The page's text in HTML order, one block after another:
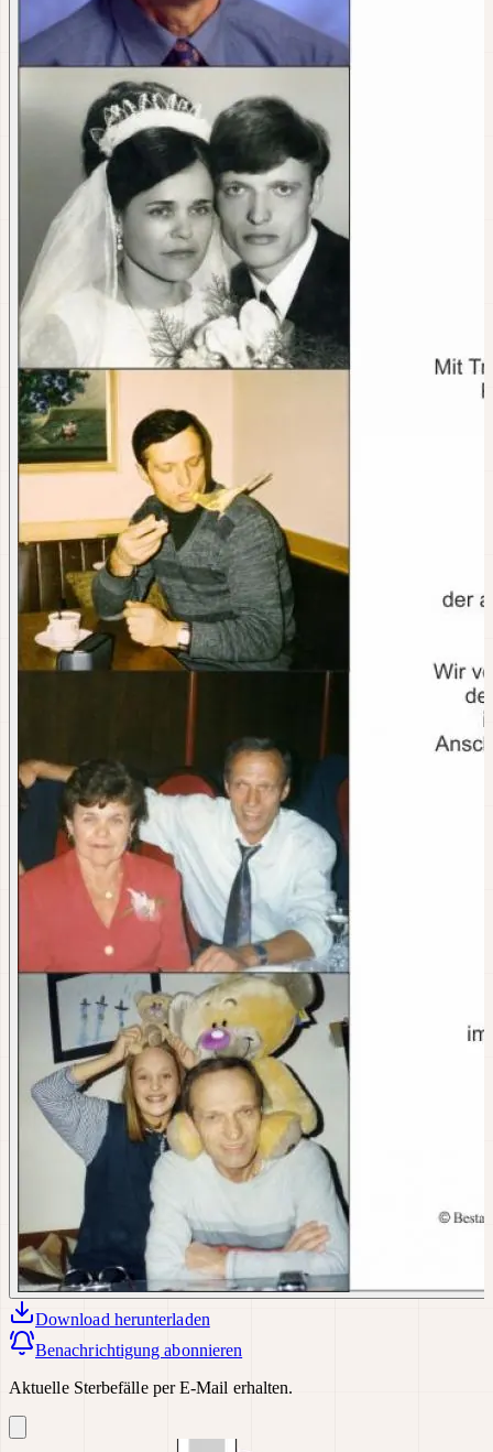
Download herunterladen
Benachrichtigung abonnieren
Aktuelle Sterbefälle per E-Mail erhalten.